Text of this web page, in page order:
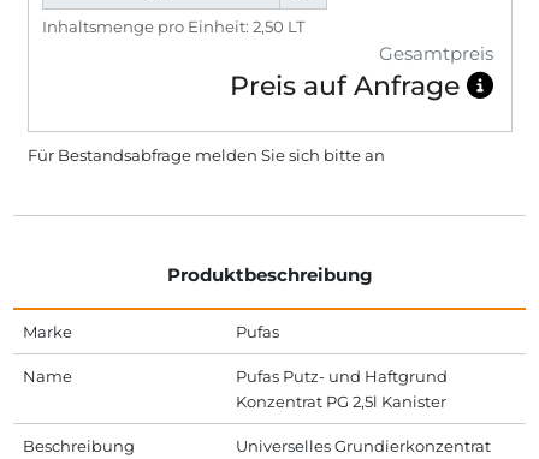
Inhaltsmenge pro Einheit: 2,50 LT
Gesamtpreis
Preis auf Anfrage
Für Bestandsabfrage melden Sie sich bittean
Produktbeschreibung
Marke Pufas
Name
Pufas Putz- und Haftgrund
Konzentrat PG 2,5l Kanister
Beschreibung
Universelles Grundierkonzentrat